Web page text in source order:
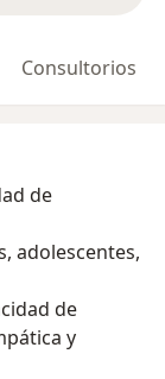
Consultorios
de
adolescentes,
de
y